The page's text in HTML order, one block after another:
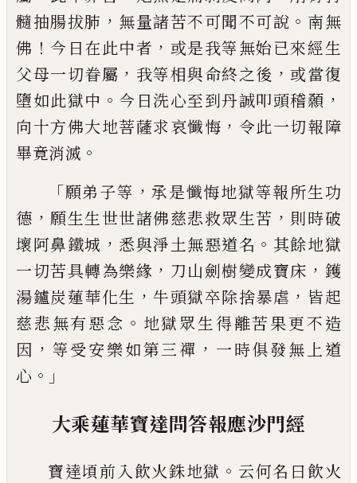
髓抽腸拔肺 ， 無量諸苦不可聞不可說 。 南無
佛 ！ 今日在此中者 ， 或是我等無始已來經生
父母一切眷屬 ， 我等相與命終之後 ， 或當復
墮如此獄中 。 今日洗心至到丹誠叩頭稽顙 ，
向十方佛大地菩薩求哀懺悔 ， 令此一切報障
畢竟消滅 。
「願弟子等 ，承是懺悔地獄等報所生功
德 ， 願生生世世諸佛慈悲救眾生苦 ， 則時破
壞阿鼻鐵城 ， 悉與淨土無惡道名 。 其餘地獄
一切苦具轉為樂緣 ， 刀山劍樹變成寶床 ， 鑊
湯鑪炭蓮華化生 ，牛頭獄卒除捨暴虐 ， 皆起
慈悲無有惡念 。 地獄眾生得離苦果更不造
因 ， 等受安樂如第三禪 ， 一時俱發無上道
心 。」
大乘蓮華寶達問答報應沙門經
寶達頃前入飲火銖地獄 。 云何名曰飲火